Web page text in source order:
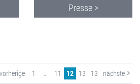
Presse >
vorherige 1 11 12 13 13 nächste